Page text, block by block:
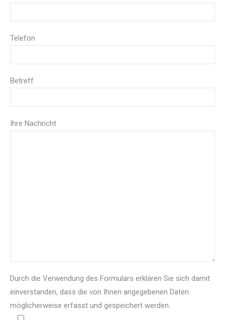
Telefon
Betreff
Ihre Nachricht
Durch die Verwendung des Formulars erklären Sie sich damit
einverstanden, dass die von Ihnen angegebenen Daten
möglicherweise erfasst und gespeichert werden.